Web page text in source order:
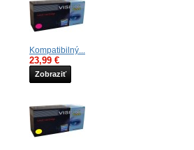
Kompatibilný...
23,99 €
Zobraziť